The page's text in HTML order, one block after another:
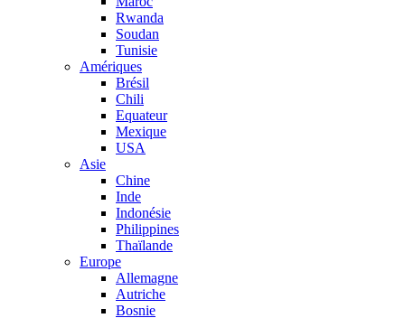
Rwanda
Soudan
Tunisie
Amériques
Brésil
Chili
Equateur
Mexique
USA
Asie
Chine
Inde
Indonésie
Philippines
Thaïlande
Europe
Allemagne
Autriche
Bosnie